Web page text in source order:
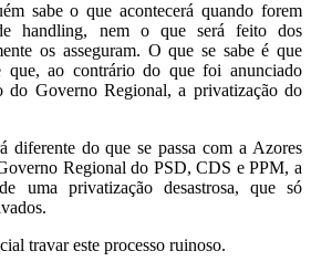
sabe o que acontecerá quando forem
handling, nem o que será feito dos
os asseguram. O que se sabe é que
que, ao contrário do que foi anunciado
do Governo Regional, a privatização do
diferente do que se passa com a Azores
Regional do PSD, CDS e PPM, a
uma privatização desastrosa, que só
travar este processo ruinoso.